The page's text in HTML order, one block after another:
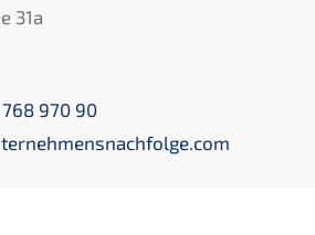
31a
768 970 90